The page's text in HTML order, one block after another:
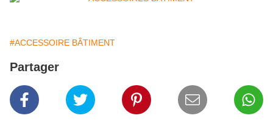
#ACCESSOIRE BÂTIMENT
Partager